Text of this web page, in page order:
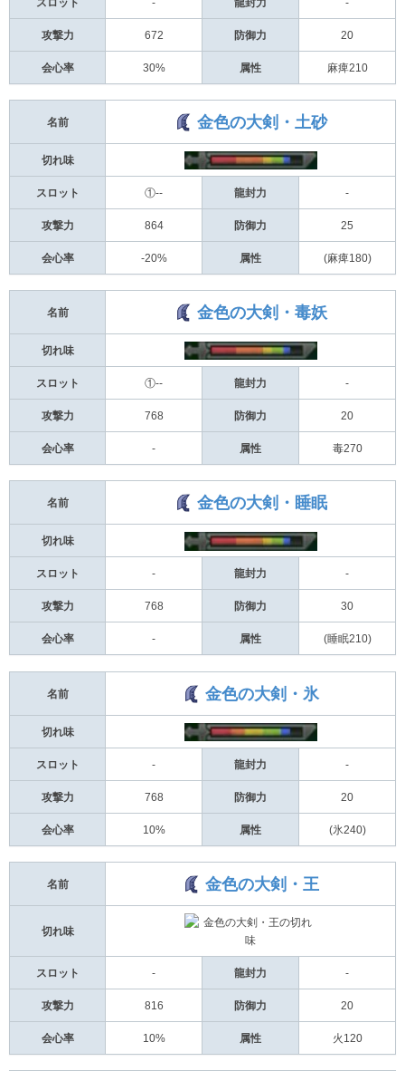
スロット - 龍封力 -
攻撃力 672 防御力 20
会心率 30% 属性 麻痺210
名前 金色の大剣・土砂
切れ味
スロット ①-- 龍封力 -
攻撃力 864 防御力 25
会心率 -20% 属性 (麻痺180)
名前 金色の大剣・毒妖
切れ味
スロット ①-- 龍封力 -
攻撃力 768 防御力 20
会心率 - 属性 毒270
名前 金色の大剣・睡眠
切れ味
スロット - 龍封力 -
攻撃力 768 防御力 30
会心率 - 属性 (睡眠210)
名前 金色の大剣・氷
切れ味
スロット - 龍封力 -
攻撃力 768 防御力 20
会心率 10% 属性 (氷240)
名前 金色の大剣・王
切れ味
スロット - 龍封力 -
攻撃力 816 防御力 20
会心率 10% 属性 火120